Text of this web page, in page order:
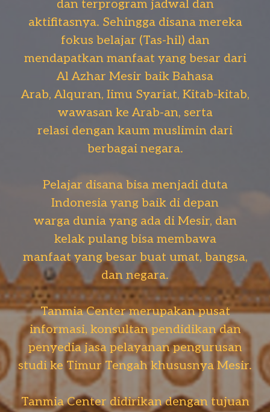
dan terprogram jadwal dan
aktifitasnya. Sehingga disana mereka
fokus belajar (Tas-hil) dan
mendapatkan manfaat yang besar dari
Al Azhar Mesir baik Bahasa
Arab, Alquran, Iimu Syariat, Kitab-kitab,
wawasan ke Arab-an, serta
relasi dengan kaum muslimin dari
berbagai negara.
Pelajar disana bisa menjadi duta
Indonesia yang baik di depan
warga dunia yang ada di Mesir, dan
kelak pulang bisa membawa
manfaat yang besar buat umat, bangsa,
dan negara.
Tanmia Center merupakan pusat
informasi, konsultan pendidikan dan
penyedia jasa pelayanan pengurusan
studi ke Timur Tengah khususnya Mesir.
Tanmia Center didirikan dengan tujuan